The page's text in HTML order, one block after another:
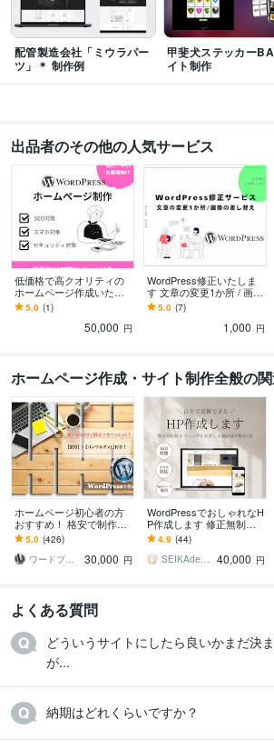
配管製造会社「ミウラパー
ツ」＊ 制作例
甲斐犬ステッカー
イト制作
出品者のその他の人気サービス
低価格で高クオリティの
ホームページ作成いたし
ます ワードプレスで格安
ホームページ制作、お任
5.0 (1)
50,000 円
WordPress修正いたしま
す 文章の変更1か所 / 画像
の差し替え
5.0 (7)
1,000 円
ホームページ作成・サイト制作全般の
ホームページ初心者の方
おすすめ！ 格安で制作し
ます 追加料なし | スマホ
対応、問い合わせ、ブロ
グ設置、SEO込
5.0 (426)
ワードプレスPro
30,000 円
WordPressでおしゃれなH
P作成します 修正無制限
で納得のいくデザインに
仕上げます。
4.9 (44)
SEIKAdesign
40,000 円
よくある質問
どういうサイトにしたら良いかまだ決
が...
納期はどれくらいですか？